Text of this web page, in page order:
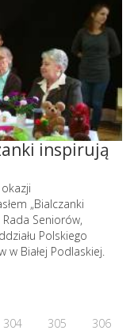
inspirują
„Bialczanki
Seniorów,
Polskiego
w Białej Podlaskiej.
304 305
306